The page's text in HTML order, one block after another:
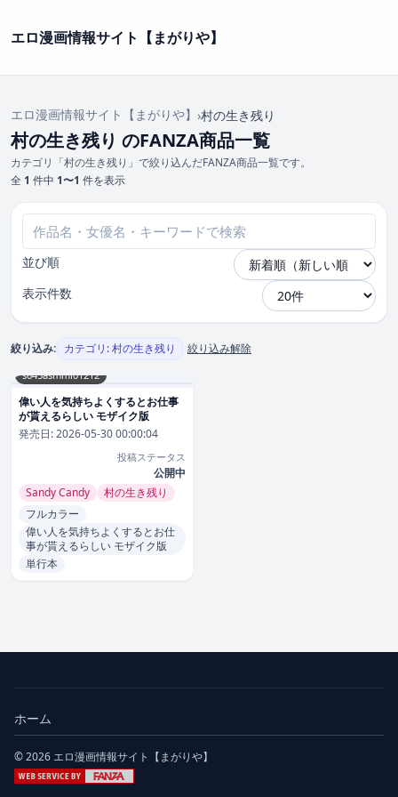
エロ漫画情報サイト【まがりや】
エロ漫画情報サイト【まがりや】 ›村の生き残り
村の生き残り のFANZA商品一覧
カテゴリ「村の生き残り」で絞り込んだFANZA商品一覧です。
全 1 件中 1〜1 件を表示
並び順
表示件数
絞り込み: カテゴリ: 村の生き残り 絞り込み解除
s645asmmi01212
偉い人を気持ちよくするとお仕事
が貰えるらしい モザイク版
発売日:2026-05-30 00:00:04
投稿ステータス
公開中
Sandy Candy
村の生き残り
フルカラー
偉い人を気持ちよくするとお仕
事が貰えるらしい モザイク版
単行本
ホーム
© 2026 エロ漫画情報サイト【まがりや】